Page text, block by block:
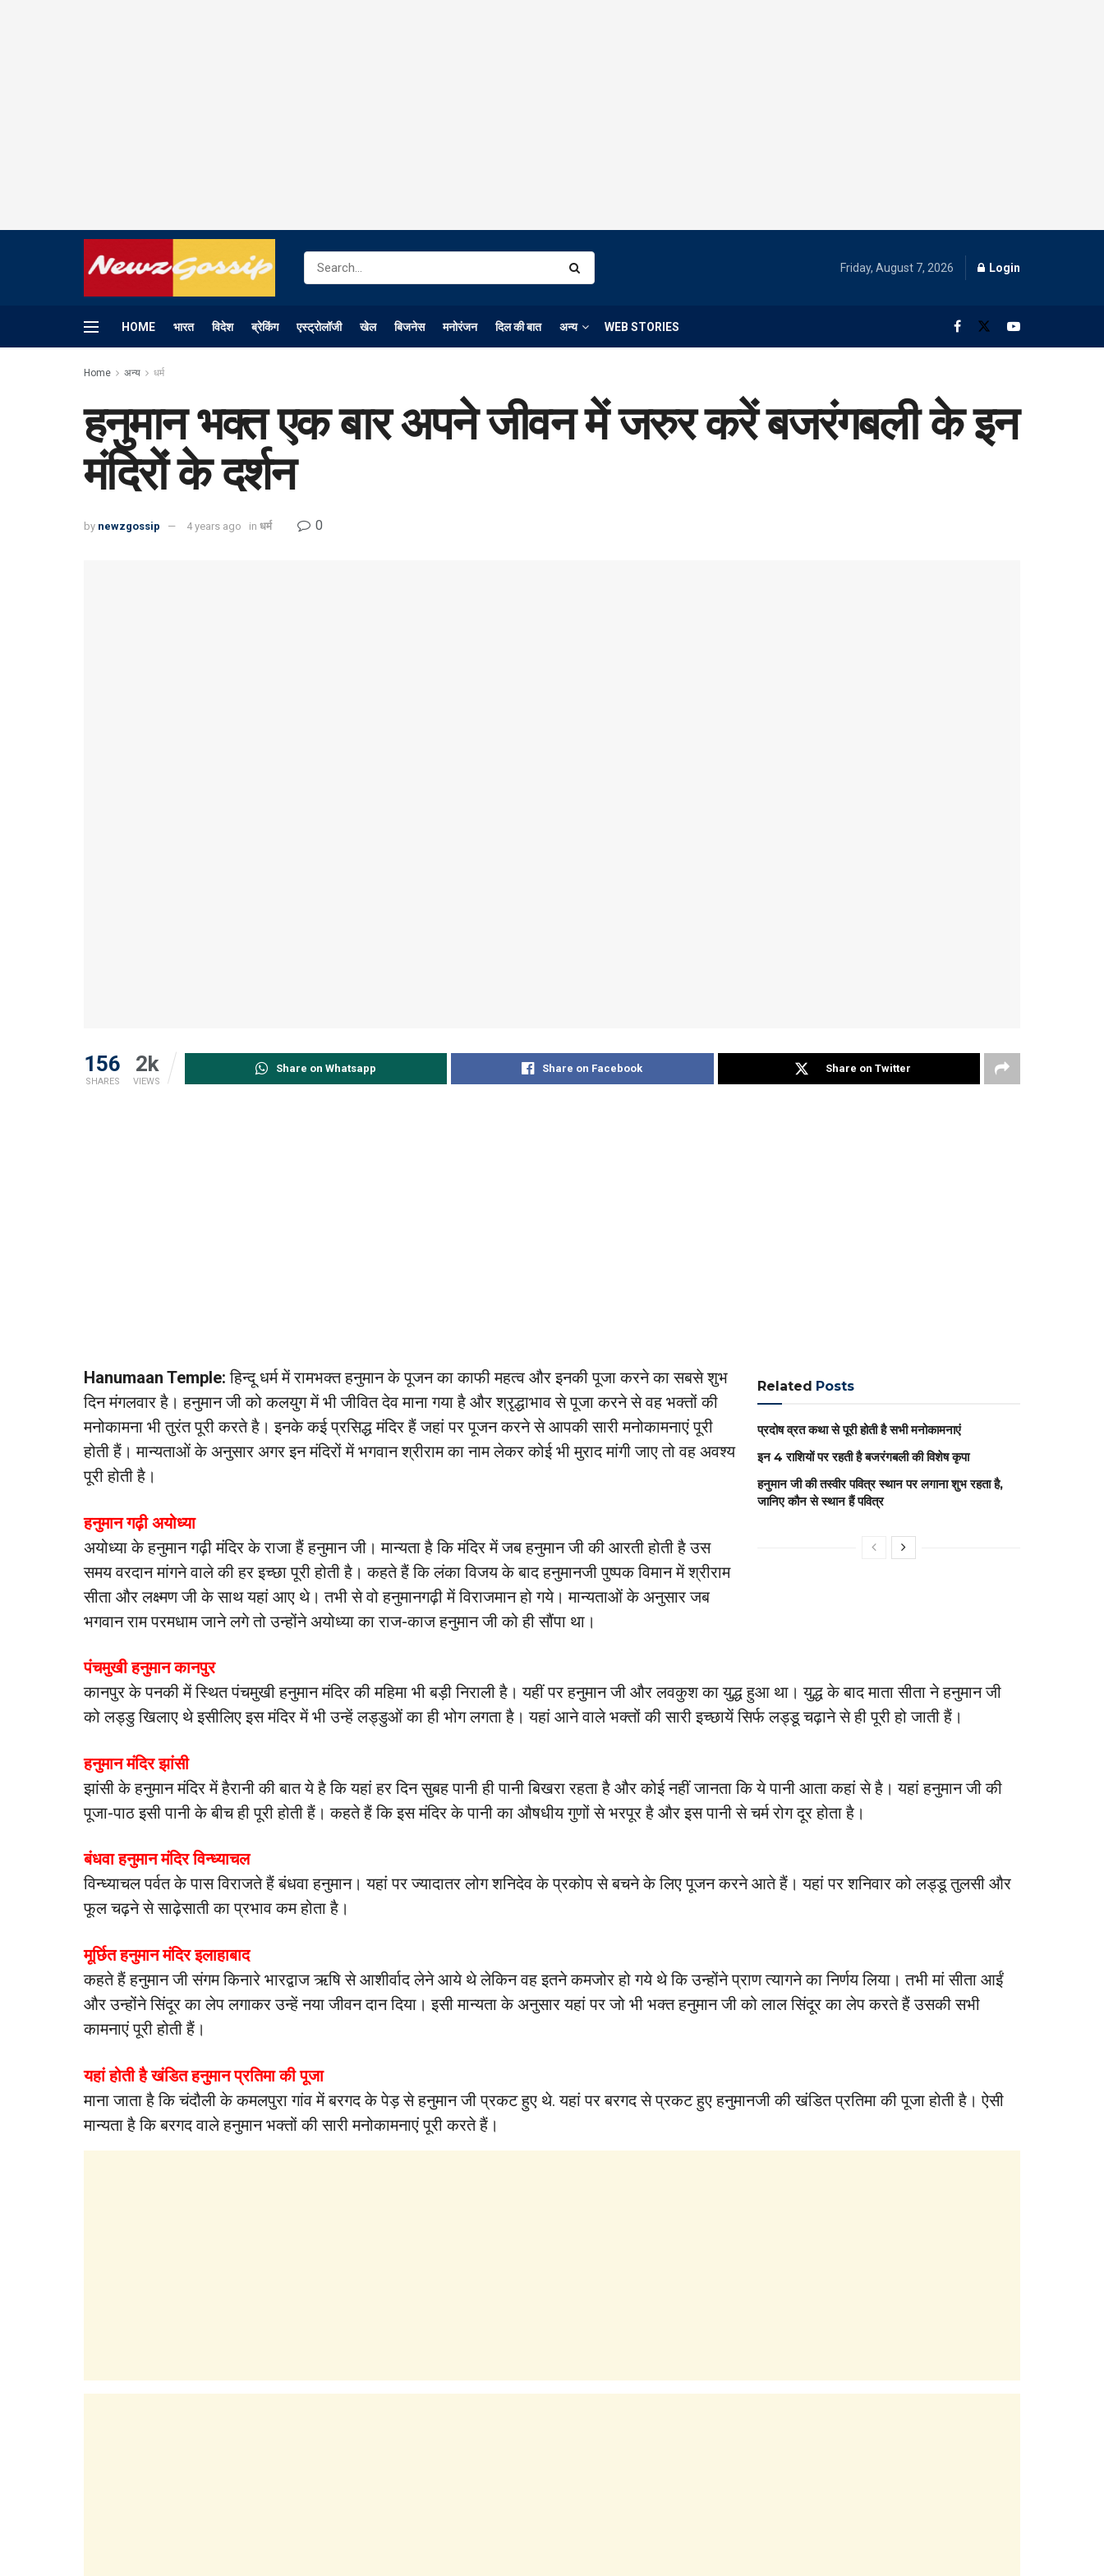
Friday, August 7, 2026 Login
HOME भारत विदेश ब्रेकिंग एस्ट्रोलॉजी खेल बिजनेस मनोरंजन दिल की बात अन्य WEB STORIES
Home अन्य धर्म
हनुमान भक्त एक बार अपने जीवन में जरुर करें बजरंगबली के इन
मंदिरों के दर्शन
by newzgossip 4 years ago in धर्म 0
156
SHARES
2k
VIEWS
Share on Whatsapp Share on Facebook Share on Twitter
Related Posts
प्रदोष व्रत कथा से पूरी होती है सभी मनोकामनाएं
इन 4 राशियों पर रहती है बजरंगबली की विशेष कृपा
हनुमान जी की तस्वीर पवित्र स्थान पर लगाना शुभ रहता है,
जानिए कौन से स्थान हैं पवित्र
Hanumaan Temple: हिन्दू धर्म में रामभक्त हनुमान के पूजन का काफी महत्व और इनकी पूजा करने का सबसे शुभ
दिन मंगलवार है। हनुमान जी को कलयुग में भी जीवित देव माना गया है और श्रृद्धाभाव से पूजा करने से वह भक्तों की
मनोकामना भी तुरंत पूरी करते है। इनके कई प्रसिद्ध मंदिर हैं जहां पर पूजन करने से आपकी सारी मनोकामनाएं पूरी
होती हैं। मान्यताओं के अनुसार अगर इन मंदिरों में भगवान श्रीराम का नाम लेकर कोई भी मुराद मांगी जाए तो वह अवश्य
पूरी होती है।
हनुमान गढ़ी अयोध्या
अयोध्या के हनुमान गढ़ी मंदिर के राजा हैं हनुमान जी। मान्यता है कि मंदिर में जब हनुमान जी की आरती होती है उस
समय वरदान मांगने वाले की हर इच्छा पूरी होती है। कहते हैं कि लंका विजय के बाद हनुमानजी पुष्पक विमान में श्रीराम
सीता और लक्ष्मण जी के साथ यहां आए थे। तभी से वो हनुमानगढ़ी में विराजमान हो गये। मान्यताओं के अनुसार जब
भगवान राम परमधाम जाने लगे तो उन्होंने अयोध्या का राज-काज हनुमान जी को ही सौंपा था।
पंचमुखी हनुमान कानपुर
कानपुर के पनकी में स्थित पंचमुखी हनुमान मंदिर की महिमा भी बड़ी निराली है। यहीं पर हनुमान जी और लवकुश का युद्ध हुआ था। युद्ध के बाद माता सीता ने हनुमान जी
को लड्डु खिलाए थे इसीलिए इस मंदिर में भी उन्हें लड्डुओं का ही भोग लगता है। यहां आने वाले भक्तों की सारी इच्छायें सिर्फ लड्डू चढ़ाने से ही पूरी हो जाती हैं।
हनुमान मंदिर झांसी
झांसी के हनुमान मंदिर में हैरानी की बात ये है कि यहां हर दिन सुबह पानी ही पानी बिखरा रहता है और कोई नहीं जानता कि ये पानी आता कहां से है। यहां हनुमान जी की
पूजा-पाठ इसी पानी के बीच ही पूरी होती हैं। कहते हैं कि इस मंदिर के पानी का औषधीय गुणों से भरपूर है और इस पानी से चर्म रोग दूर होता है।
बंधवा हनुमान मंदिर विन्ध्याचल
विन्ध्याचल पर्वत के पास विराजते हैं बंधवा हनुमान। यहां पर ज्यादातर लोग शनिदेव के प्रकोप से बचने के लिए पूजन करने आते हैं। यहां पर शनिवार को लड्डू तुलसी और
फूल चढ़ने से साढ़ेसाती का प्रभाव कम होता है।
मूर्छित हनुमान मंदिर इलाहाबाद
कहते हैं हनुमान जी संगम किनारे भारद्वाज ऋषि से आशीर्वाद लेने आये थे लेकिन वह इतने कमजोर हो गये थे कि उन्होंने प्राण त्यागने का निर्णय लिया। तभी मां सीता आईं
और उन्होंने सिंदूर का लेप लगाकर उन्हें नया जीवन दान दिया। इसी मान्यता के अनुसार यहां पर जो भी भक्त हनुमान जी को लाल सिंदूर का लेप करते हैं उसकी सभी
कामनाएं पूरी होती हैं।
यहां होती है खंडित हनुमान प्रतिमा की पूजा
माना जाता है कि चंदौली के कमलपुरा गांव में बरगद के पेड़ से हनुमान जी प्रकट हुए थे. यहां पर बरगद से प्रकट हुए हनुमानजी की खंडित प्रतिमा की पूजा होती है। ऐसी
मान्यता है कि बरगद वाले हनुमान भक्तों की सारी मनोकामनाएं पूरी करते हैं।